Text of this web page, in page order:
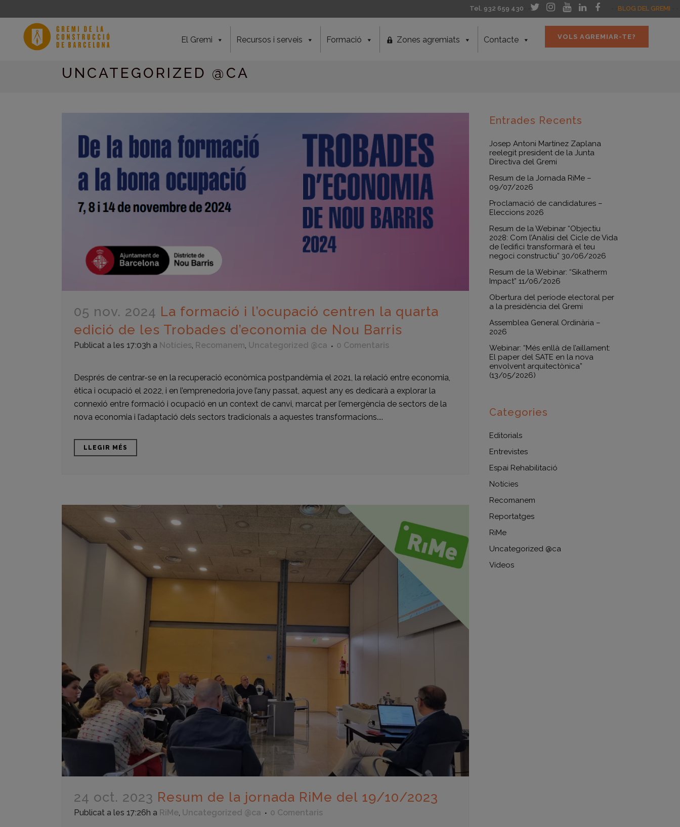
Tel. 932 659 430 BLOG DEL GREMI
VOLS AGREMIAR-TE?
El Gremi Recursos i serveis Formació Zones agremiats Contacte
UNCATEGORIZED @CA
05 nov. 2024 La formació i l’ocupació centren la quarta
edició de les Trobades d’economia de Nou Barris
Publicat a les 17:03h a Notícies, Recomanem, Uncategorized @ca 0 Comentaris
Després de centrar-se en la recuperació econòmica postpandèmia el 2021, la relació entre economia,
ètica i ocupació el 2022, i en l’emprenedoria jove l’any passat, aquest any es dedicarà a explorar la
connexió entre formació i ocupació en un context de canvi, marcat per l’emergència de sectors de la
nova economia i l’adaptació dels sectors tradicionals a aquestes transformacions....
LLEGIR MÉS
24 oct. 2023 Resum de la jornada RiMe del 19/10/2023
Publicat a les 17:26h a RiMe, Uncategorized @ca 0 Comentaris
Entrades Recents
Josep Antoni Martínez Zaplana
reelegit president de la Junta
Directiva del Gremi
Resum de la Jornada RiMe –
09/07/2026
Proclamació de candidatures –
Eleccions 2026
Resum de la Webinar “Objectiu
2028: Com l’Anàlisi del Cicle de Vida
de l’edifici transformarà el teu
negoci constructiu” 30/06/2026
Resum de la Webinar: “Sikatherm
Impact” 11/06/2026
Obertura del període electoral per
a la presidència del Gremi
Assemblea General Ordinària –
2026
Webinar: “Més enllà de l’aillament:
El paper del SATE en la nova
envolvent arquitectònica”
(13/05/2026)
Categories
Editorials
Entrevistes
Espai Rehabilitació
Notícies
Recomanem
Reportatges
RiMe
Uncategorized @ca
Vídeos